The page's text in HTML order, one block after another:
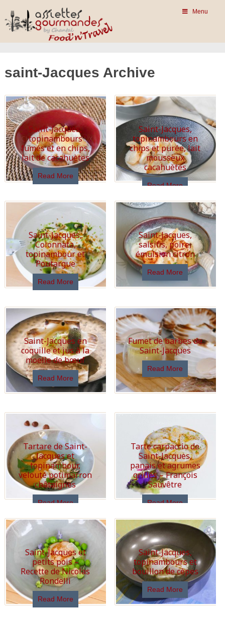
Menu
saint-Jacques Archive
Saint-Jacques,
topinambours
fumés et en chips,
lait de cacahuètes
Read More
Saint-Jacques,
topinambours en
chips et purée, lait
mousseux
cacahuètes
Read More
Saint-Jacques,
Colonnata,
topinambour et
Poutargue
Read More
Saint-Jacques,
salsifis, poire,
émulsion citron
Read More
Saint-Jacques en
coquille et jus à la
moelle de bœuf
Read More
Fumet de barbes de
Saint-Jacques
Read More
Tartare de Saint-
Jacques et
topinambour,
velouté potimarron
châtaignes
Read More
Tarte carpaccio de
Saint-Jacques,
panais et agrumes
grillés – François
Sauvêtre
Read More
Saint-Jacques et
petits pois –
Recette de Nicolas
Rondelli
Read More
Saint-Jacques,
topinambours et
bouillon de cèpes
Read More